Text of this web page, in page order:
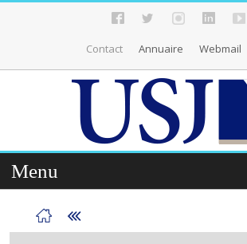
Contact Annuaire Webmail
Menu